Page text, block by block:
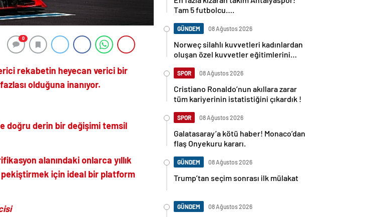
0
rekabetin heyecan verici bir
olduğuna inanıyor.
doğru derin bir değişimi temsil
alanındaki onlarca yıllık
pekiştirmek için ideal bir platform
Tam 5 futbolcu….
GÜNDEM 08 Ağustos 2026
Norweç silahlı kuvvetleri kadınlardan
oluşan özel kuvvetler eğitimlerini
SPOR 08 Ağustos 2026
Cristiano Ronaldo’nun akıllara zarar
tüm kariyerinin istatistiğini çıkardık !
SPOR 08 Ağustos 2026
Galatasaray’a kötü haber! Monaco’dan
flaş Onyekuru kararı.
GÜNDEM 08 Ağustos 2026
Trump’tan seçim sonrası ilk mülakat
GÜNDEM 08 Ağustos 2026